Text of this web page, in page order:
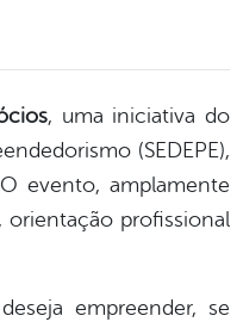
, uma iniciativa do
(SEDEPE),
evento, amplamente
orientação profissional
empreender, se